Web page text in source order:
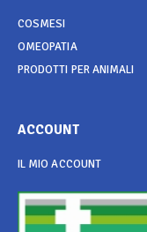
COSMESI
OMEOPATIA
PRODOTTI PER ANIMALI
ACCOUNT
IL MIO ACCOUNT